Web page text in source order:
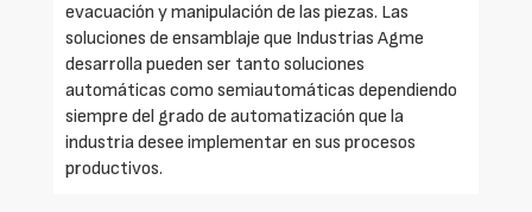
evacuación y manipulación de las piezas. Las
soluciones de ensamblaje que Industrias Agme
desarrolla pueden ser tanto soluciones
automáticas como semiautomáticas dependiendo
siempre del grado de automatización que la
industria desee implementar en sus procesos
productivos.